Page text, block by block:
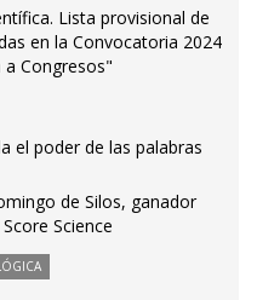
Lista provisional de
en la Convocatoria 2024
a Congresos"
el poder de las palabras
de Silos, ganador
Science